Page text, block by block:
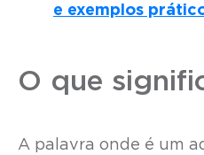
e exemplos
O que
A palavra onde é um